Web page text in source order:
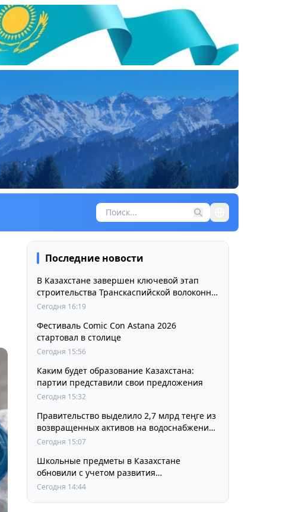
Последние новости
В Казахстане завершен ключевой этап
строительства Транскаспийской волоконно-
оптической линии связи
Сегодня 16:19
Фестиваль Comic Con Astana 2026
стартовал в столице
Сегодня 15:56
Каким будет образование Казахстана:
партии представили свои предложения
Сегодня 15:32
Правительство выделило 2,7 млрд теңге из
возвращенных активов на водоснабжение
сел в СКО
Сегодня 15:07
Школьные предметы в Казахстане
обновили с учетом развития
искусственного интеллекта
Сегодня 14:44